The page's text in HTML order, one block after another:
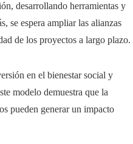
desarrollando herramientas y
se espera ampliar las alianzas
de los proyectos a largo plazo.
en el bienestar social y
modelo demuestra que la
pueden generar un impacto